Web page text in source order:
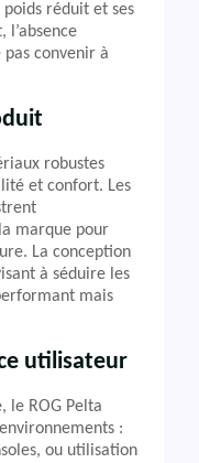
poids réduit et ses
l’absence
convenir à
robustes
et confort. Les
marque pour
La conception
à séduire les
mais
utilisateur
le ROG Pelta
:
ou utilisation